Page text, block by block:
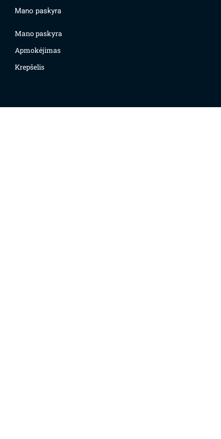
Mano paskyra
Mano paskyra
Apmokėjimas
Krepšelis